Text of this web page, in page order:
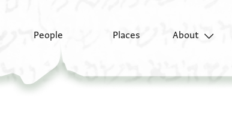
People Places About